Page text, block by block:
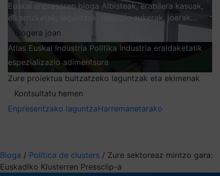
Euskal enpresaren bloga Albisteak, erabilera kasuak,
elkarrizketak, laguntzak, negozio aukerak, joerak…
Blogera joan
Atlas Euskal Industria Politika Industria eraldaketatik
espezializazio adimentsura
Zure proiektua bultzatzeko laguntzak eta ekimenak
Kontsultatu hemen
Enpresentzako laguntzaHarremanetarako
Bloga / Política de clusters / Zure sektoreaz mintzo gara:
Euskadiko Klusterren Pressclip-a